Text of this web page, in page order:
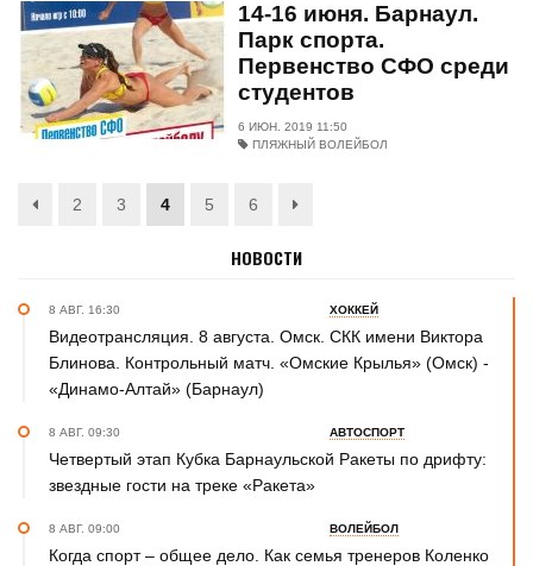
14-16 июня. Барнаул.
Парк спорта.
Первенство СФО среди
студентов
6 ИЮН. 2019 11:50
ПЛЯЖНЫЙ ВОЛЕЙБОЛ
2 3 4 5 6
НОВОСТИ
8 АВГ. 16:30 ХОККЕЙ
Видеотрансляция. 8 августа. Омск. СКК имени Виктора
Блинова. Контрольный матч. «Омские Крылья» (Омск) -
«Динамо-Алтай» (Барнаул)
8 АВГ. 09:30 АВТОСПОРТ
Четвертый этап Кубка Барнаульской Ракеты по дрифту:
звездные гости на треке «Ракета»
8 АВГ. 09:00 ВОЛЕЙБОЛ
Когда спорт – общее дело. Как семья тренеров Коленко